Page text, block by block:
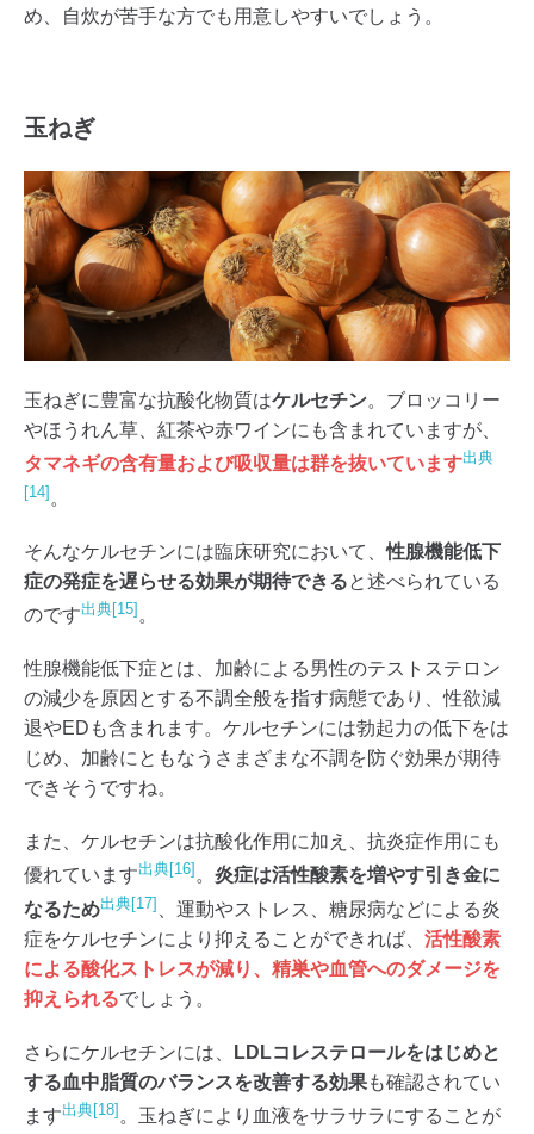
め、自炊が苦手な方でも用意しやすいでしょう。
玉ねぎ
玉ねぎに豊富な抗酸化物質はケルセチン。ブロッコリー
やほうれん草、紅茶や赤ワインにも含まれていますが、
タマネギの含有量および吸収量は群を抜いています出典
[14] 。
そんなケルセチンには臨床研究において、性腺機能低下
症の発症を遅らせる効果が期待できると述べられている
のです出典[15] 。
性腺機能低下症とは、加齢による男性のテストステロン
の減少を原因とする不調全般を指す病態であり、性欲減
退やEDも含まれます。ケルセチンには勃起力の低下をは
じめ、加齢にともなうさまざまな不調を防ぐ効果が期待
できそうですね。
また、ケルセチンは抗酸化作用に加え、抗炎症作用にも
優れています出典[16] 。 炎症は活性酸素を増やす引き金に
なるため出典[17]
、運動やストレス、糖尿病などによる炎
症をケルセチンにより抑えることができれば、 活性酸素
による酸化ストレスが減り、精巣や血管へのダメージを
抑えられるでしょう。
さらにケルセチンには、
LDLコレステロールをはじめと
する血中脂質のバランスを改善する効果も確認されてい
ます出典[18] 。玉ねぎにより血液をサラサラにすることが